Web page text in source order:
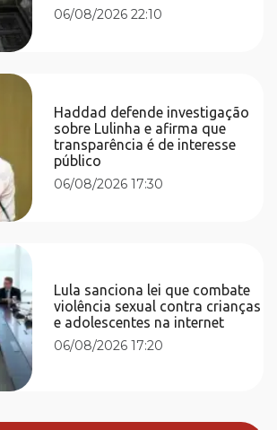
06/08/2026 22:10
Haddad defende investigação
sobre Lulinha e afirma que
transparência é de interesse
público
06/08/2026 17:30
Lula sanciona lei que combate
violência sexual contra crianças
e adolescentes na internet
06/08/2026 17:20